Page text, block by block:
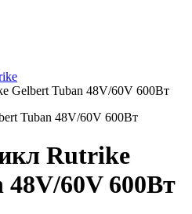
Gelbert Tuban 48V/60V 600Вт
Tuban 48V/60V 600Вт
Rutrike
48V/60V 600Вт